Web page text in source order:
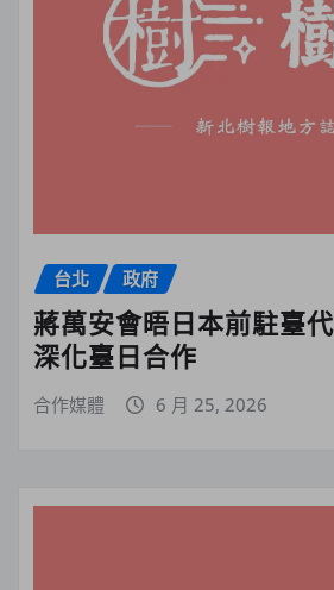
台北 政府
蔣萬安會晤日本前駐臺
深化臺日合作
合作媒體 6 月 25, 2026